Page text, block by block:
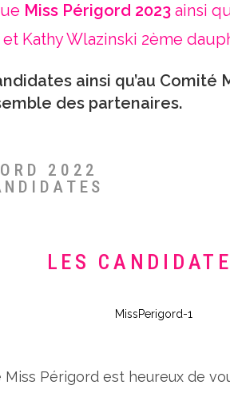
Miss Périgord 2023ainsi
Kathy Wlazinski 2ème
ainsi qu’au Comité
des partenaires.
2022
LES
Miss Périgord est heureux de